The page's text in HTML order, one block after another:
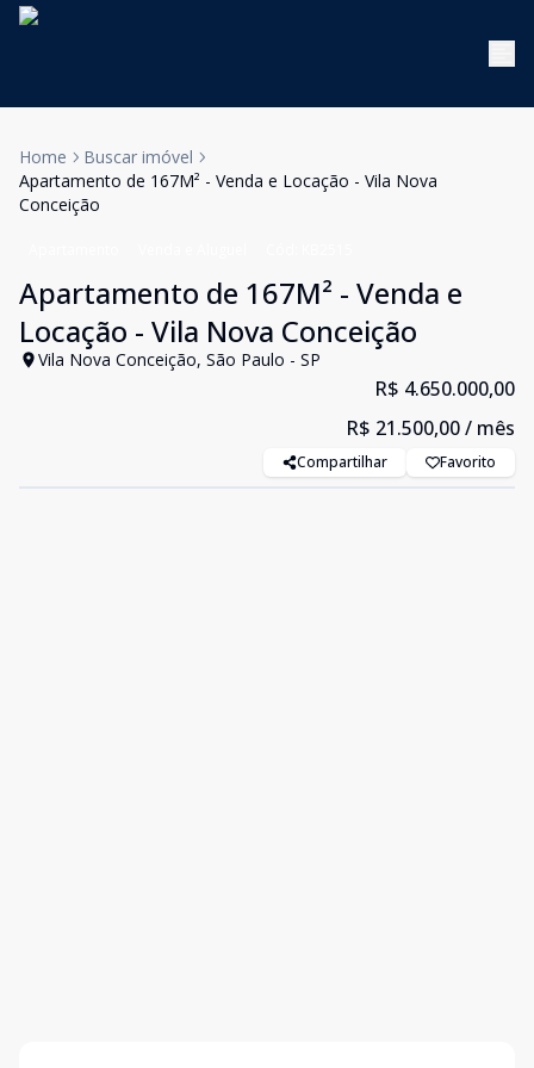
Home
Buscar imóvel
Apartamento de 167M² - Venda e Locação - Vila Nova
Conceição
Apartamento de 167M² - Venda e
Locação - Vila Nova Conceição
Vila Nova Conceição, São Paulo - SP
R$ 4.650.000,00
R$ 21.500,00/ mês
Compartilhar Favorito